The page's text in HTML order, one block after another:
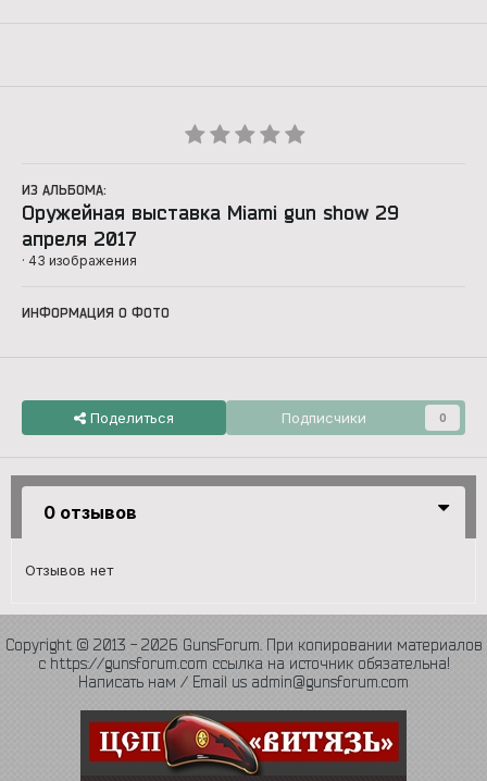
ИЗ АЛЬБОМА:
Оружейная выставка Miami gun show 29
апреля 2017
· 43 изображения
ИНФОРМАЦИЯ О ФОТО
Поделиться Подписчики 0
0 отзывов
Отзывов нет
Copyright © 2013 - 2026 GunsForum. При копировании материалов
с https://gunsforum.com ссылка на источник обязательна!
Написать нам / Email us admin@gunsforum.com